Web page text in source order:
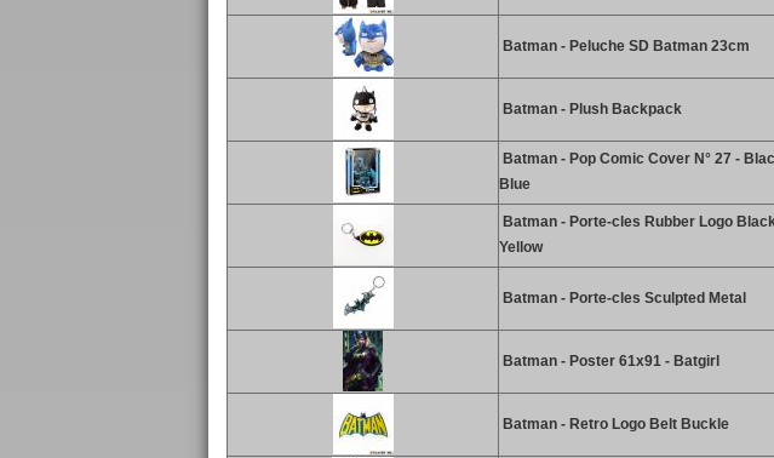
Batman - Peluche SD Batman 23cm
Batman - Plush Backpack
Batman - Pop Comic Cover N° 27 -
Blue
Batman - Porte-cles Rubber Logo
Yellow
Batman - Porte-cles Sculpted Metal
Batman - Poster 61x91 - Batgirl
Batman - Retro Logo Belt Buckle